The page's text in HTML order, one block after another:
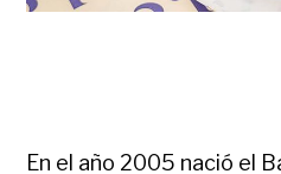
En el año 2005 nació el